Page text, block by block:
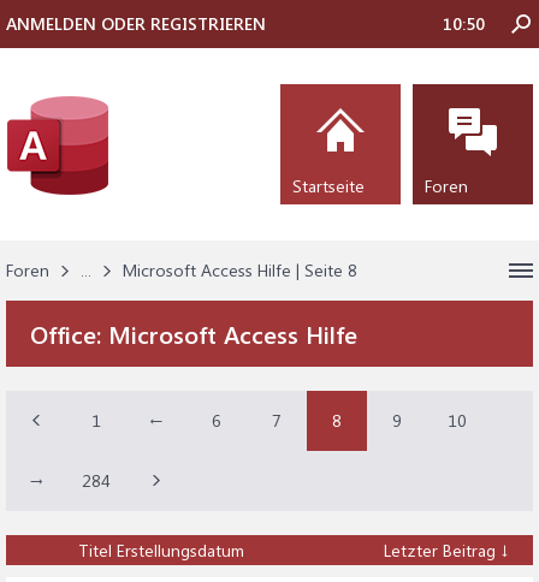
Foren ... Microsoft Access Hilfe | Seite 8
Office: Microsoft Access Hilfe
1 ← 6 7 8 9 10
→ 284
Titel Erstellungsdatum Letzter Beitrag ↓
ANMELDEN ODER REGISTRIEREN 10:50
Startseite Foren